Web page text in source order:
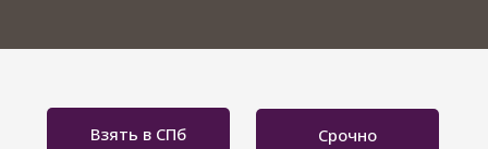
Срочно
Взять в СПб